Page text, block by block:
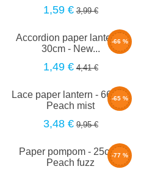
1,59 € 3,99 €
-66 %
Accordion paper lantern -
30cm - New...
1,49 € 4,41 €
-65 %
Lace paper lantern - 66cm -
Peach mist
3,48 € 9,95 €
-77 %
Paper pompom - 25cm -
Peach fuzz